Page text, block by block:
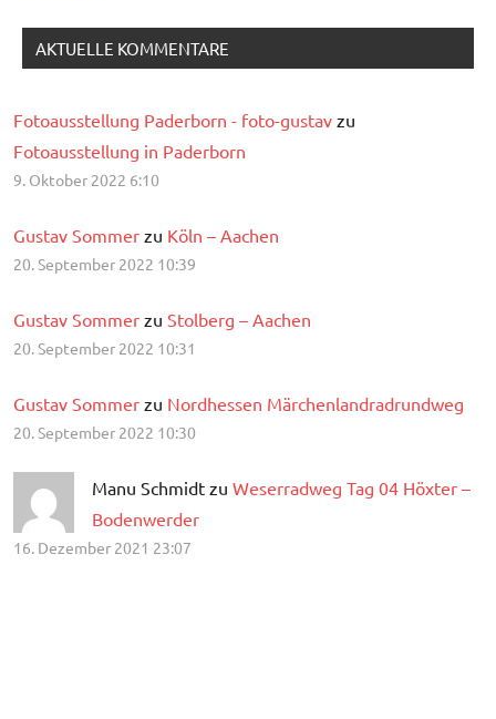
AKTUELLE KOMMENTARE
Fotoausstellung Paderborn - foto-gustav zu
Fotoausstellung in Paderborn
9. Oktober 2022 6:10
Gustav Sommer zu Köln – Aachen
20. September 2022 10:39
Gustav Sommer zu Stolberg – Aachen
20. September 2022 10:31
Gustav Sommer zu Nordhessen Märchenlandradrundweg
20. September 2022 10:30
Manu Schmidt zu Weserradweg Tag 04 Höxter –
Bodenwerder
16. Dezember 2021 23:07